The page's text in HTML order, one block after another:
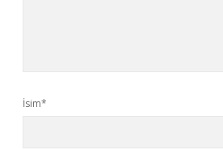
İsim*